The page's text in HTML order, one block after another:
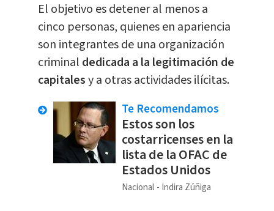
El objetivo es detener al menos a
cinco personas, quienes en apariencia
son integrantes de una organización
criminal dedicada a la legitimación de
capitalesy a otras actividades ilícitas.
Te Recomendamos
Estos son los
costarricenses en la
lista de la OFAC de
Estados Unidos
Nacional Indira Zúñiga